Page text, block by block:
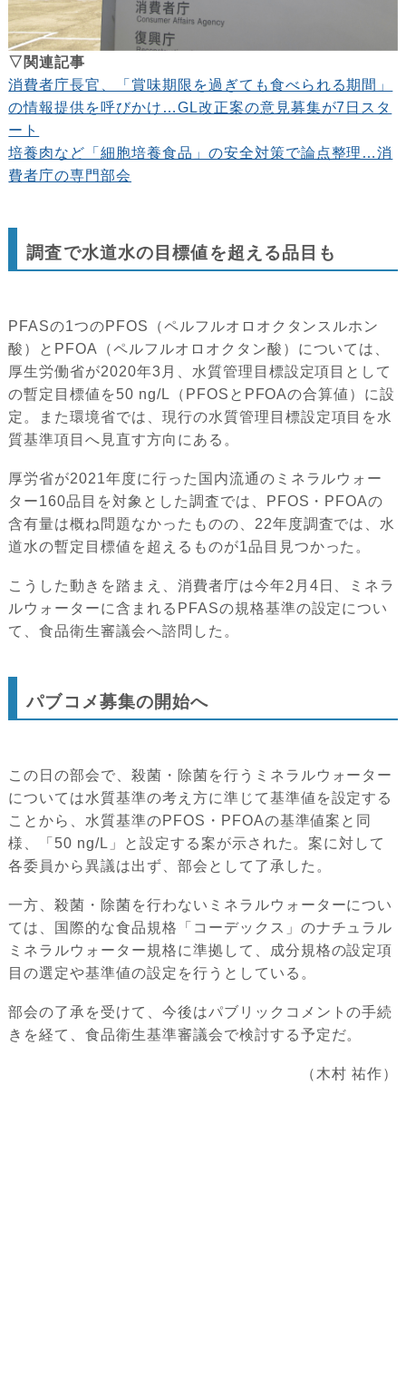
▽関連記事
消費者庁長官、「賞味期限を過ぎても食べられる期間」
の情報提供を呼びかけ…GL改正案の意見募集が7日スタ
ート
培養肉など「細胞培養食品」の安全対策で論点整理…消
費者庁の専門部会
調査で水道水の目標値を超える品目も
PFASの1つのPFOS（ペルフルオロオクタンスルホン
酸）とPFOA（ペルフルオロオクタン酸）については、
厚生労働省が2020年3月、水質管理目標設定項目として
の暫定目標値を50 ng/L（PFOSとPFOAの合算値）に設
定。また環境省では、現行の水質管理目標設定項目を水
質基準項目へ見直す方向にある。
厚労省が2021年度に行った国内流通のミネラルウォー
ター160品目を対象とした調査では、PFOS・PFOAの
含有量は概ね問題なかったものの、22年度調査では、水
道水の暫定目標値を超えるものが1品目見つかった。
こうした動きを踏まえ、消費者庁は今年2月4日、ミネラ
ルウォーターに含まれるPFASの規格基準の設定につい
て、食品衛生審議会へ諮問した。
パブコメ募集の開始へ
この日の部会で、殺菌・除菌を行うミネラルウォーター
については水質基準の考え方に準じて基準値を設定する
ことから、水質基準のPFOS・PFOAの基準値案と同
様、「50 ng/L」と設定する案が示された。案に対して
各委員から異議は出ず、部会として了承した。
一方、殺菌・除菌を行わないミネラルウォーターについ
ては、国際的な食品規格「コーデックス」のナチュラル
ミネラルウォーター規格に準拠して、成分規格の設定項
目の選定や基準値の設定を行うとしている。
部会の了承を受けて、今後はパブリックコメントの手続
きを経て、食品衛生基準審議会で検討する予定だ。
（木村 祐作）